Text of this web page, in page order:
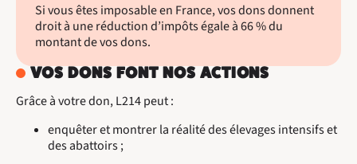
VOS DONS FONT NOS ACTIONS
Grâce à votre don, L214 peut :
enquêter et montrer la réalité des élevages intensifs et
des abattoirs ;
Si vous êtes imposable en France, vos dons donnent
droit à une réduction d’impôts égale à 66 % du
montant de vos dons.